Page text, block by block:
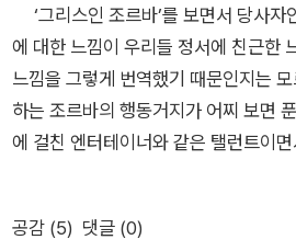
해를 상상하는 것은 따가운 햇살에 내
기회를 제공해 주었지만, 푸르른 하늘
리스 풍경을 아무리 떠올려도 내 삶의
보이지 않았다.새장안의 새가 그 좁은
상속의 구속틀은 이런 작은 작품들로
‘많은 사람은 자기보다 높은 곳에서 혹
다. 그러나 복은 사람과 같은 높이에 있
끼 손가락을 자르는 기이하고도 황당
에 작중화자인 책속의 내가 만나는 조
의하여 잘 가꾸어진 인간이 아닌 오직
을 위한 삶을 살아가는 사내이다. 조
어떠한가. 문명은 자신을 돌아보지 못
야만이라고 부르며 그것이 자신의 또
니 잘 정돈되고 꾸며진 외향에 비하여
‘그리스인 조르바’를 보면서 당사자
에 대한 느낌이 우리들 정서에 친근한
느낌을 그렇게 번역했기 때문인지는
하는 조르바의 행동거지가 어찌 보면
에 걸친 엔터테이너와 같은 탤런트이
기에 소개하는 조르바의 실존인물에
카잔차키스에 대한 설명에 이어 영화화
공감 (5) 댓글 (0)